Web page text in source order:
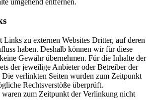
Links zu externen Websites Dritter, auf deren
haben. Deshalb können wir für diese
Gewähr übernehmen. Für die Inhalte der
der jeweilige Anbieter oder Betreiber der
verlinkten Seiten wurden zum Zeitpunkt
Rechtsverstöße überprüft.
zum Zeitpunkt der Verlinkung nicht